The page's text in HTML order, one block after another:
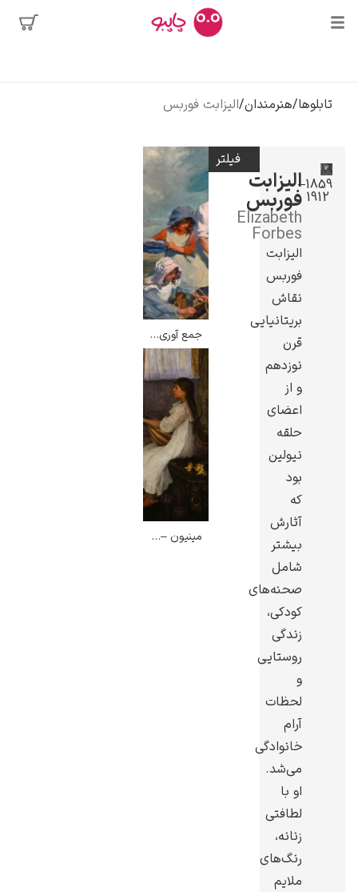
جستجوها
پیکاسو
سالوادور دالی
فریدا کالوا
محبوب‌ترین
هنرمندان
کلود مونه
ونسان ون گوگ
گوستاو کلیمت
ادوارد مونک
تابلوها/هنرمندان/الیزابت فوربس
1859–
1912
الیزابت
فوربس
Elizabeth
Forbes
الیزابت
فوربس
نقاش
بریتانیایی
قرن
نوزدهم
و از
اعضای
حلقه
نیولین
بود
که
آثارش
بیشتر
شامل
صحنه‌های
کودکی،
زندگی
روستایی
و
لحظات
آرام
خانوادگی
می‌شد.
او با
لطافتی
زنانه،
رنگ‌های
ملایم
فیلتر
جمع آوری شاه توت – الیزابت فوربس
مینیون – الیزابت فوربس